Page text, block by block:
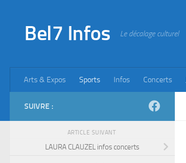
Bel7 Infos Le décalage culturel
Arts & Expos Sports Infos Concerts
SUIVRE :
ARTICLE SUIVANT
LAURA CLAUZEL infos concerts